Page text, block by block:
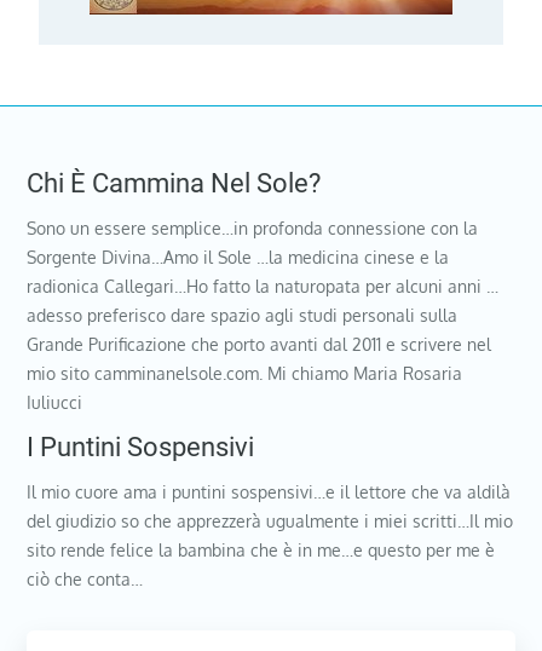
Chi È Cammina Nel Sole?
Sono un essere semplice…in profonda connessione con la
Sorgente Divina…Amo il Sole …la medicina cinese e la
radionica Callegari…Ho fatto la naturopata per alcuni anni …
adesso preferisco dare spazio agli studi personali sulla
Grande Purificazione che porto avanti dal 2011 e scrivere nel
mio sito camminanelsole.com. Mi chiamo Maria Rosaria
Iuliucci
I Puntini Sospensivi
Il mio cuore ama i puntini sospensivi…e il lettore che va aldilà
del giudizio so che apprezzerà ugualmente i miei scritti…Il mio
sito rende felice la bambina che è in me…e questo per me è
ciò che conta…